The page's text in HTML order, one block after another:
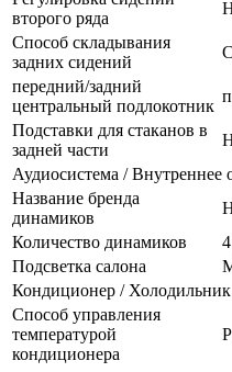
второго ряда
Способ складывания
задних сидений
передний/задний
центральный подлокотник
Подставки для стаканов в
задней части
Аудиосистема / Внутреннее
Название бренда
динамиков
Количество динамиков
Подсветка салона
Кондиционер / Холодильник
Способ управления
температурой
кондиционера